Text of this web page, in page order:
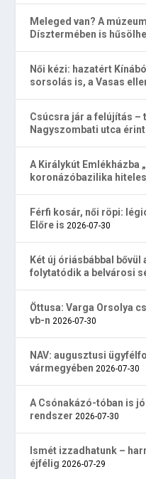
Meleged van? A
Dísztermében is
Női kézi: hazatért
sorsolás is, a Vasas
Csúcsra jár a felújítás –
Nagyszombati utca
A Királykút Emlékházba
koronázóbazilika
Férfi kosár, női röpi:
Előre is 2026-07-30
Két új óriásbábbal
folytatódik a belvárosi
Öttusa: Varga Orsolya
vb-n 2026-07-30
NAV: augusztusi
vármegyében 2026-07-30
A Csónakázó-tóban is
rendszer 2026-07-30
Ismét izzadhatunk –
éjfélig 2026-07-29